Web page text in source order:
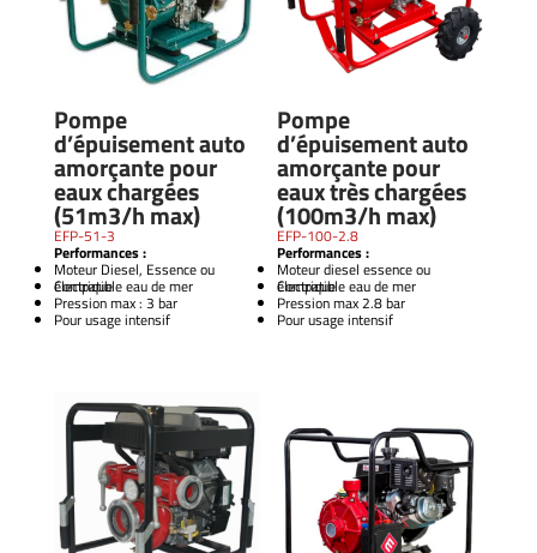
Pompe
d’épuisement auto
amorçante pour
eaux chargées
(51m3/h max)
EFP-51-3
Performances :
Moteur Diesel, Essence ou
électrique
Compatible eau de mer
Pression max : 3 bar
Pour usage intensif
Pompe
d’épuisement auto
amorçante pour
eaux très chargées
(100m3/h max)
EFP-100-2.8
Performances :
Moteur diesel essence ou
électrique
Compatible eau de mer
Pression max 2.8 bar
Pour usage intensif